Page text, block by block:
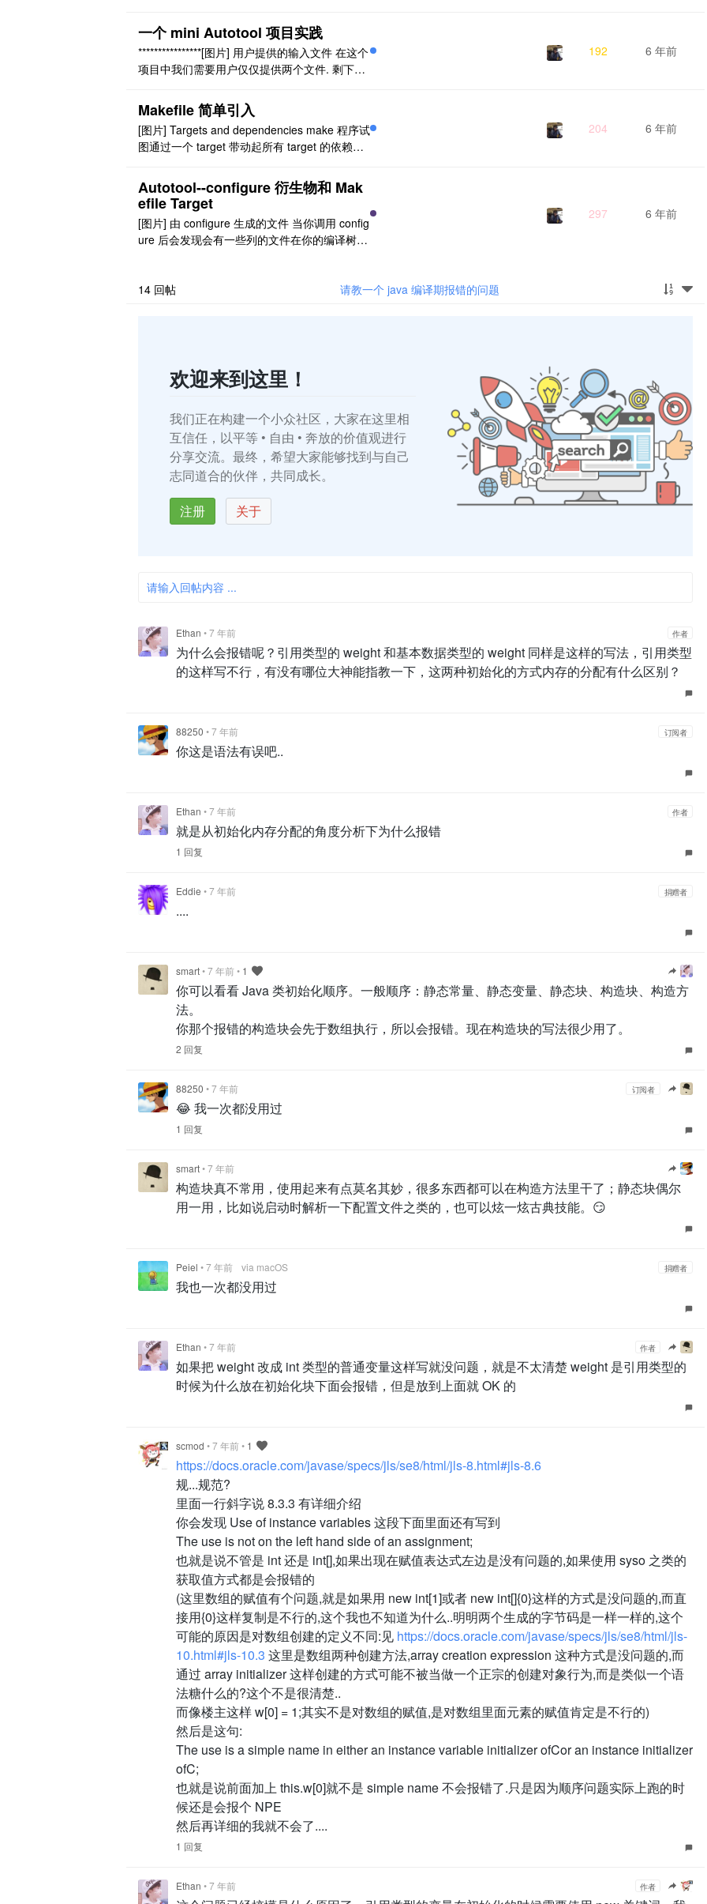
西只被安装而不编译) 存放一些示例的 example
s/ 目录 POST: 检查所需的头或库的可用性 在编
译时调整一些事情(比如说脚本路径 ..
一个 mini Autotool 项目实践
****************[图片] 用户提供的输入文件 在这个
项目中我们需要用户仅仅提供两个文件. 剩下的
am' 是 automake 的输入文件 'configure.in' 是
autoconf 的输入文件 我喜欢把'Makefile.am' ..
192 6 年前
Makefile 简单引入
[图片] Targets and dependencies make 程序试
图通过一个 target 带动起所有 target 的依赖保
所以当在处理一个'Makefile'的时候一个潜在的
复杂的依赖关系图就会形成. 一个简单的'Makefil
204 6 年前
Autotool--configure 衍生物和 Mak
efile Target
[图片] 由 configure 生成的文件 当你调用 config
ure 后会发现会有一些列的文件在你的编译树中
同. 以下是生成的文件及其说明: config.cache c
297 6 年前
14 回帖 请教一个 java 编译期报错的问题
欢迎来到这里！
我们正在构建一个小众社区，大家在这里相
互信任，以平等 • 自由 • 奔放的价值观进行
分享交流。最终，希望大家能够找到与自己
志同道合的伙伴，共同成长。
注册
关于
请输入回帖内容 ...
Ethan •7 年前 作者
为什么会报错呢？引用类型的 weight 和基本数据类型的 weight 同样是这样的写法，引用类型
的这样写不行，有没有哪位大神能指教一下，这两种初始化的方式内存的分配有什么区别？
88250 •7 年前 订阅者
你这是语法有误吧..
Ethan •7 年前 作者
就是从初始化内存分配的角度分析下为什么报错
1 回复
Eddie •7 年前 捐赠者
....
smart•7 年前• 1
你可以看看 Java 类初始化顺序。一般顺序：静态常量、静态变量、静态块、构造块、构造方
法。
你那个报错的构造块会先于数组执行，所以会报错。现在构造块的写法很少用了。
2 回复
88250 •7 年前 订阅者
😂 我一次都没用过
1 回复
smart•7 年前
构造块真不常用，使用起来有点莫名其妙，很多东西都可以在构造方法里干了；静态块偶尔
用一用，比如说启动时解析一下配置文件之类的，也可以炫一炫古典技能。😏
Peiel •7 年前 via macOS 捐赠者
我也一次都没用过
Ethan •7 年前 作者
如果把 weight 改成 int 类型的普通变量这样写就没问题，就是不太清楚 weight 是引用类型的
时候为什么放在初始化块下面会报错，但是放到上面就 OK 的
scmod •7 年前• 1
https://docs.oracle.com/javase/specs/jls/se8/html/jls-8.html#jls-8.6
规...规范?
里面一行斜字说 8.3.3 有详细介绍
你会发现 Use of instance variables 这段下面里面还有写到
The use is not on the left hand side of an assignment;
也就是说不管是 int 还是 int[],如果出现在赋值表达式左边是没有问题的,如果使用 syso 之类的
获取值方式都是会报错的
(这里数组的赋值有个问题,就是如果用 new int[1]或者 new int[]{0}这样的方式是没问题的,而直
接用{0}这样复制是不行的,这个我也不知道为什么..明明两个生成的字节码是一样一样的,这个
可能的原因是对数组创建的定义不同:见 https://docs.oracle.com/javase/specs/jls/se8/html/jls-
10.html#jls-10.3 这里是数组两种创建方法,array creation expression 这种方式是没问题的,而
通过 array initializer 这样创建的方式可能不被当做一个正宗的创建对象行为,而是类似一个语
法糖什么的?这个不是很清楚..
而像楼主这样 w[0] = 1;其实不是对数组的赋值,是对数组里面元素的赋值肯定是不行的)
然后是这句:
The use is a simple name in either an instance variable initializer ofCor an instance initializer
ofC;
也就是说前面加上 this.w[0]就不是 simple name 不会报错了.只是因为顺序问题实际上跑的时
候还是会报个 NPE
然后再详细的我就不会了....
1 回复
Ethan •7 年前 作者